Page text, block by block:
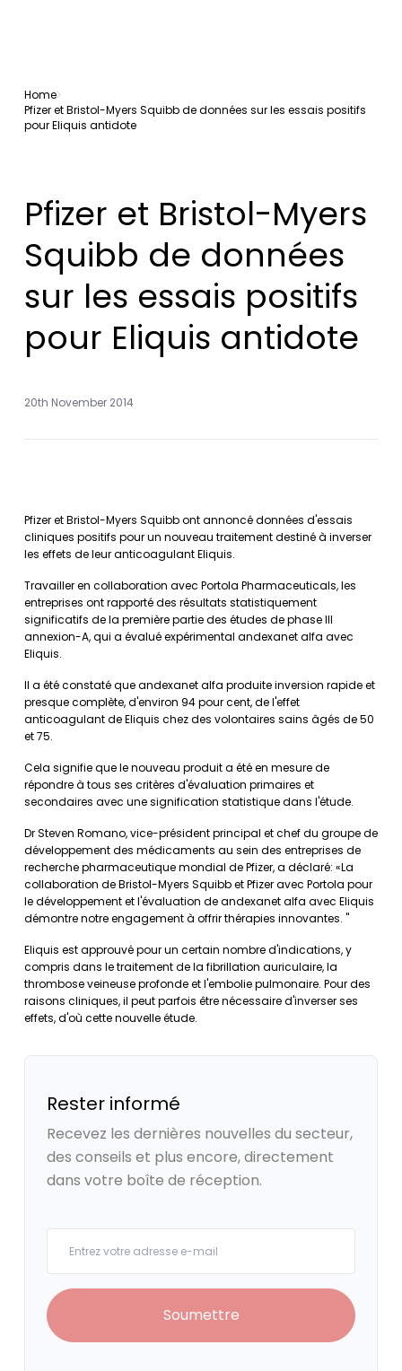
Home
Pfizer et Bristol-Myers Squibb de données sur les essais positifs
pour Eliquis antidote
Pfizer et Bristol-Myers
Squibb de données
sur les essais positifs
pour Eliquis antidote
20th November 2014
Pfizer et Bristol-Myers Squibb ont annoncé données d'essais
cliniques positifs pour un nouveau traitement destiné à inverser
les effets de leur anticoagulant Eliquis.
Travailler en collaboration avec Portola Pharmaceuticals, les
entreprises ont rapporté des résultats statistiquement
significatifs de la première partie des études de phase III
annexion-A, qui a évalué expérimental andexanet alfa avec
Eliquis.
Il a été constaté que andexanet alfa produite inversion rapide et
presque complète, d'environ 94 pour cent, de l'effet
anticoagulant de Eliquis chez des volontaires sains âgés de 50
et 75.
Cela signifie que le nouveau produit a été en mesure de
répondre à tous ses critères d'évaluation primaires et
secondaires avec une signification statistique dans l'étude.
Dr Steven Romano, vice-président principal et chef du groupe de
développement des médicaments au sein des entreprises de
recherche pharmaceutique mondial de Pfizer, a déclaré: «La
collaboration de Bristol-Myers Squibb et Pfizer avec Portola pour
le développement et l'évaluation de andexanet alfa avec Eliquis
démontre notre engagement à offrir thérapies innovantes. "
Eliquis est approuvé pour un certain nombre d'indications, y
compris dans le traitement de la fibrillation auriculaire, la
thrombose veineuse profonde et l'embolie pulmonaire. Pour des
raisons cliniques, il peut parfois être nécessaire d'inverser ses
effets, d'où cette nouvelle étude.
Rester informé
Recevez les dernières nouvelles du secteur,
des conseils et plus encore, directement
dans votre boîte de réception.
Soumettre